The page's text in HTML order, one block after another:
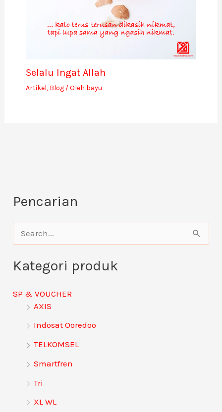
Selalu Ingat Allah
Artikel, Blog/ Oleh bayu
Pencarian
a
r
u
Kategori produk
SP & VOUCHER
AXIS
Indosat Ooredoo
TELKOMSEL
Smartfren
Tri
XL WL